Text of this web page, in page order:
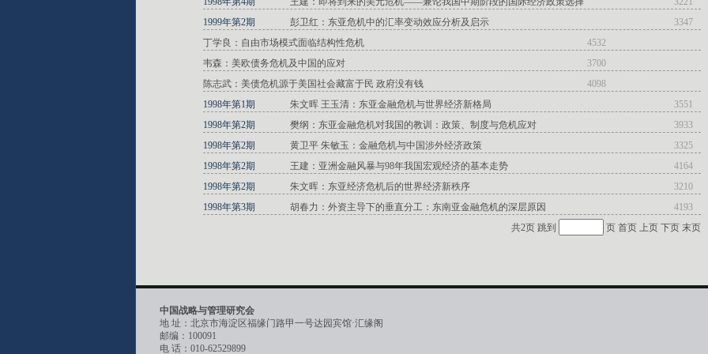
1999年第2期
彭卫红：东亚危机中的汇率变动效应分析及启示
3347
丁学良：自由市场模式面临结构性危机
4532
韦森：美欧债务危机及中国的应对
3700
陈志武：美债危机源于美国社会藏富于民 政府没有钱
4098
1998年第1期
朱文晖 王玉清：东亚金融危机与世界经济新格局
3551
1998年第2期
樊纲：东亚金融危机对我国的教训：政策、制度与危机应对
3933
1998年第2期
黄卫平 朱敏玉：金融危机与中国涉外经济政策
3325
1998年第2期
王建：亚洲金融风暴与98年我国宏观经济的基本走势
4164
1998年第2期
朱文晖：东亚经济危机后的世界经济新秩序
3210
1998年第3期
胡春力：外资主导下的垂直分工：东南亚金融危机的深层原因
4193
共2页 跳到
页 首页 上页 下页 末页
中国战略与管理研究会
地 址：北京市海淀区福缘门路甲一号达园宾馆·汇缘阁
邮编：100091
电 话：010-62529899